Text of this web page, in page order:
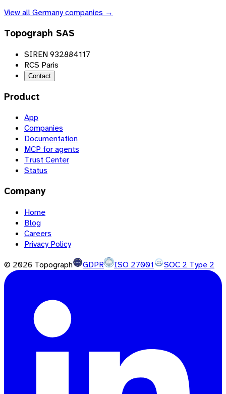
View allGermanycompanies →
Topograph SAS
SIREN 932884117
RCS Paris
Contact
Product
App
Companies
Documentation
MCP for agents
Trust Center
Status
Company
Home
Blog
Careers
Privacy Policy
© 2026 Topograph GDPR ISO 27001 SOC 2 Type 2